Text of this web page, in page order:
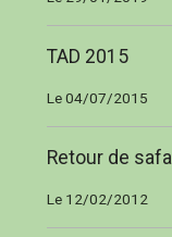
TAD 2015
Le 04/07/2015
Retour de
Le 12/02/2012